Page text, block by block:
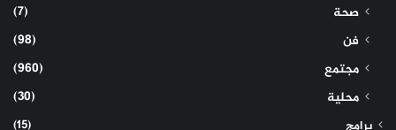
صحة
(7)
فن
(98)
مجتمع
(960)
محلية
(30)
برامج (15)